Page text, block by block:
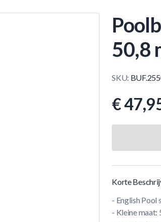
50,8
SKU:
€
Korte
- English Pool
- Kleine maat: